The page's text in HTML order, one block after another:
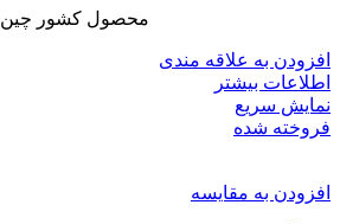
محصول کشور چین
افزودن به علاقه مندی
اطلاعات بیشتر
نمایش سریع
فروخته شده
افزودن به مقایسه